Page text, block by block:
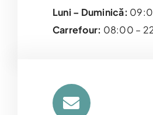
Luni – Duminică:
Carrefour: 08:00 –